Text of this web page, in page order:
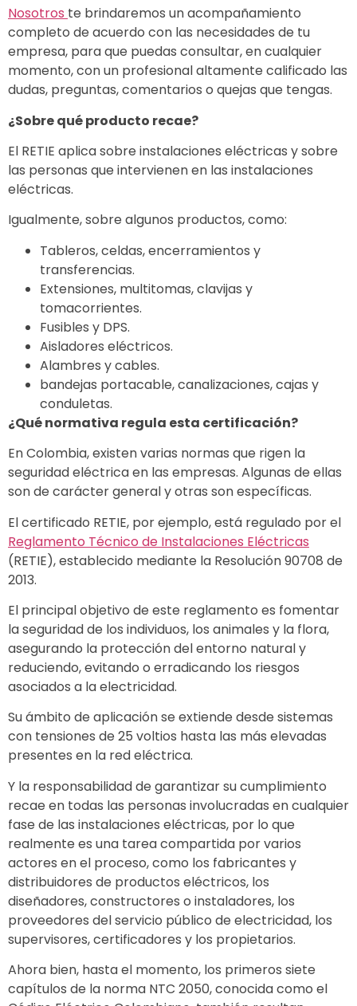
Nosotros te brindaremos un acompañamiento
completo de acuerdo con las necesidades de tu
empresa, para que puedas consultar, en cualquier
momento, con un profesional altamente calificado las
dudas, preguntas, comentarios o quejas que tengas.
¿Sobre qué producto recae?
El RETIE aplica sobre instalaciones eléctricas y sobre
las personas que intervienen en las instalaciones
eléctricas.
Igualmente, sobre algunos productos, como:
Tableros, celdas, encerramientos y
transferencias.
Extensiones, multitomas, clavijas y
tomacorrientes.
Fusibles y DPS.
Aisladores eléctricos.
Alambres y cables.
bandejas portacable, canalizaciones, cajas y
conduletas.
¿Qué normativa regula esta certificación?
En Colombia, existen varias normas que rigen la
seguridad eléctrica en las empresas. Algunas de ellas
son de carácter general y otras son específicas.
El certificado RETIE, por ejemplo, está regulado por el
Reglamento Técnico de Instalaciones Eléctricas
(RETIE), establecido mediante la Resolución 90708 de
2013.
El principal objetivo de este reglamento es fomentar
la seguridad de los individuos, los animales y la flora,
asegurando la protección del entorno natural y
reduciendo, evitando o erradicando los riesgos
asociados a la electricidad.
Su ámbito de aplicación se extiende desde sistemas
con tensiones de 25 voltios hasta las más elevadas
presentes en la red eléctrica.
Y la responsabilidad de garantizar su cumplimiento
recae en todas las personas involucradas en cualquier
fase de las instalaciones eléctricas, por lo que
realmente es una tarea compartida por varios
actores en el proceso, como los fabricantes y
distribuidores de productos eléctricos, los
diseñadores, constructores o instaladores, los
proveedores del servicio público de electricidad, los
supervisores, certificadores y los propietarios.
Ahora bien, hasta el momento, los primeros siete
capítulos de la norma NTC 2050, conocida como el